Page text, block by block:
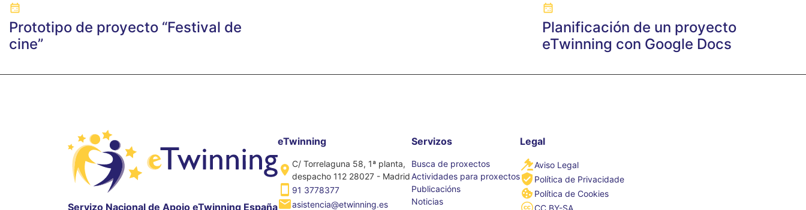
Prototipo de proyecto “Festival de
cine”
Planificación de un proyecto
eTwinning con Google Docs
Servizo Nacional de Apoio eTwinning España
eTwinning
C/ Torrelaguna 58, 1ª planta,
despacho 112 28027 - Madrid
91 3778377
asistencia@etwinning.es
Servizos
Busca de proxectos
Actividades para proxectos
Publicacións
Noticias
Legal
Aviso Legal
Política de Privacidade
Política de Cookies
CC BY-SA